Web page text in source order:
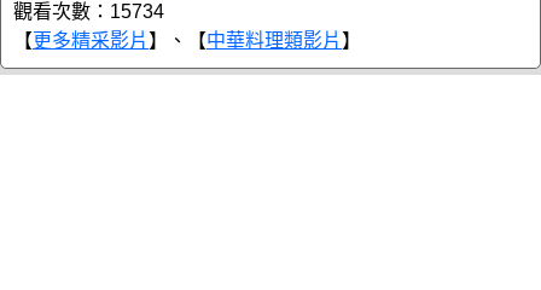
觀看次數：15734
【更多精采影片 】、【中華料理類影片 】